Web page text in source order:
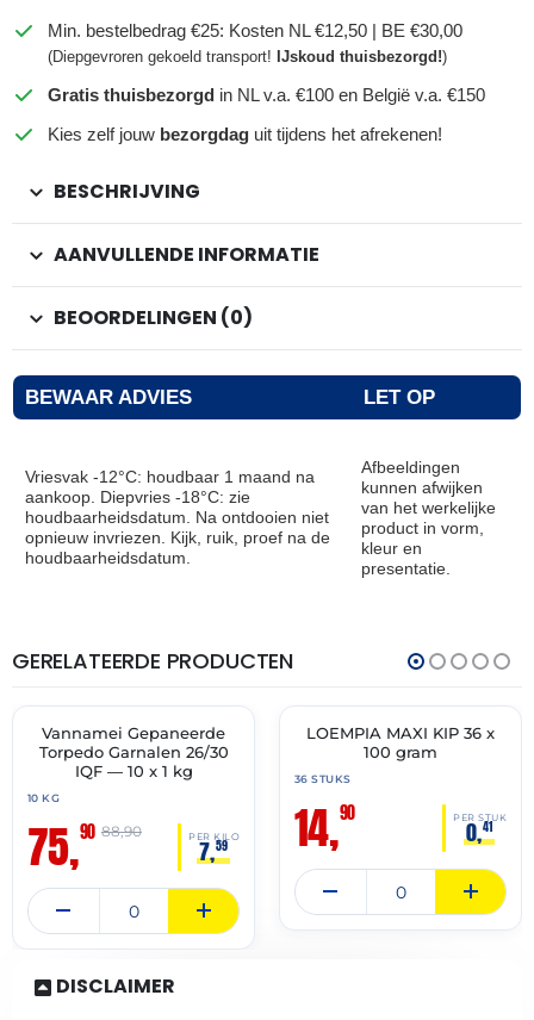
Min. bestelbedrag €25: Kosten NL €12,50 | BE €30,00
(Diepgevroren gekoeld transport! IJskoud thuisbezorgd!)
Gratis thuisbezorgd in NL v.a. €100 en België v.a. €150
Kies zelf jouw bezorgdag uit tijdens het afrekenen!
BESCHRIJVING
AANVULLENDE INFORMATIE
BEOORDELINGEN (0)
BEWAAR ADVIES LET OP
Vriesvak -12°C: houdbaar 1 maand na
aankoop. Diepvries -18°C: zie
houdbaarheidsdatum. Na ontdooien niet
opnieuw invriezen. Kijk, ruik, proef na de
houdbaarheidsdatum.
Afbeeldingen
kunnen afwijken
van het werkelijke
product in vorm,
kleur en
presentatie.
GERELATEERDE PRODUCTEN
🔥 OP=OP
THT:
24-
Vannamei Gepaneerde
Torpedo Garnalen 26/30
IQF — 10 x 1 kg
10 KG
75,90 PER KILO
7,59
88,90
🔥 OP=OP
LOEMPIA MAXI KIP 36 x
100 gram
36 STUKS
14,90 PER STUK
0,41
DISCLAIMER